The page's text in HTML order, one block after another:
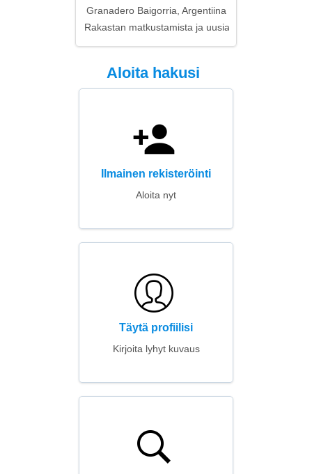
Granadero Baigorria, Argentiina
Rakastan matkustamista ja uusia paikkoja
Aloita hakusi
Ilmainen rekisteröinti
Aloita nyt
Täytä profiilisi
Kirjoita lyhyt kuvaus